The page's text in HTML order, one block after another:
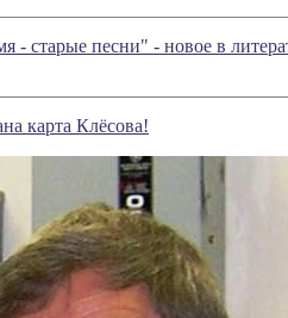
- старые песни" - новое в
карта Клёсова!